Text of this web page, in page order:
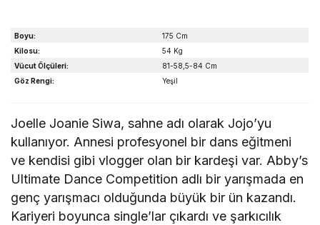
Boyu:
175 Cm
Kilosu:
54 Kg
Vücut Ölçüleri:
81-58,5-84 Cm
Göz Rengi:
Yeşil
Joelle Joanie Siwa, sahne adı olarak Jojo’yu
kullanıyor. Annesi profesyonel bir dans eğitmeni
ve kendisi gibi vlogger olan bir kardeşi var. Abby’s
Ultimate Dance Competition adlı bir yarışmada en
genç yarışmacı olduğunda büyük bir ün kazandı.
Kariyeri boyunca single’lar çıkardı ve şarkıcılık